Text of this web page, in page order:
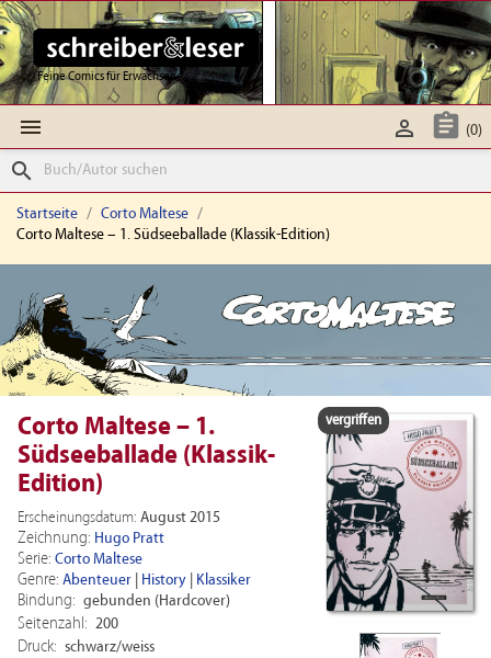
Feine Comics für Erwachsene
  (0)

search
Startseite
Corto Maltese
Corto Maltese – 1. Südseeballade (Klassik-Edition)
vergriffen
Corto Maltese – 1.
Südseeballade (Klassik-
Edition)
Erscheinungsdatum: August 2015
Zeichnung: Hugo Pratt
Serie: Corto Maltese
Genre: Abenteuer History Klassiker
Bindung: gebunden (Hardcover)
Seitenzahl: 200
Druck: schwarz/weiss